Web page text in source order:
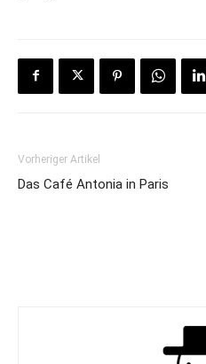
Vorheriger Artikel
Das Café Antonia in Paris